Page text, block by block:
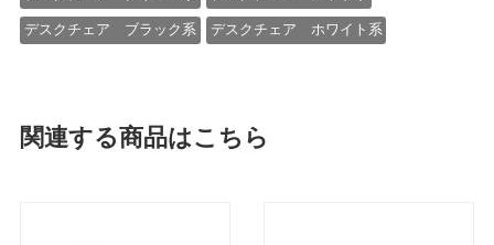
デスクチェア ブラック系 デスクチェア ホワイト系
関連する商品はこちら